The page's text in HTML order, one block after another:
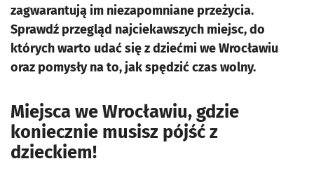
zagwarantują im niezapomniane przeżycia.
Sprawdź przegląd najciekawszych miejsc, do
których warto udać się z dziećmi we Wrocławiu
oraz pomysły na to, jak spędzić czas wolny.
Miejsca we Wrocławiu, gdzie
koniecznie musisz pójść z
dzieckiem!